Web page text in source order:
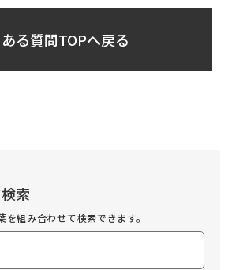
る質問TOPへ戻る
索
を組み合わせて検索できます。